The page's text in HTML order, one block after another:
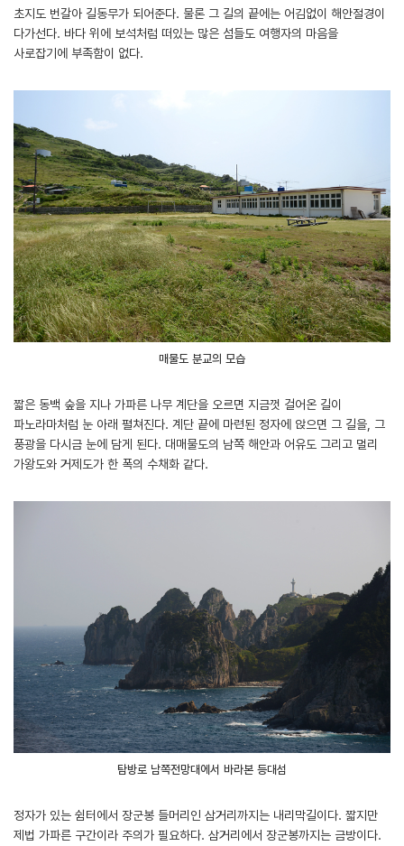
초지도 번갈아 길동무가 되어준다. 물론 그 길의 끝에는 어김없이 해안절경이
다가선다. 바다 위에 보석처럼 떠있는 많은 섬들도 여행자의 마음을
사로잡기에 부족함이 없다.
매물도 분교의 모습
짧은 동백 숲을 지나 가파른 나무 계단을 오르면 지금껏 걸어온 길이
파노라마처럼 눈 아래 펼쳐진다. 계단 끝에 마련된 정자에 앉으면 그 길을, 그
풍광을 다시금 눈에 담게 된다. 대매물도의 남쪽 해안과 어유도 그리고 멀리
가왕도와 거제도가 한 폭의 수채화 같다.
탐방로 남쪽전망대에서 바라본 등대섬
정자가 있는 쉼터에서 장군봉 들머리인 삼거리까지는 내리막길이다. 짧지만
제법 가파른 구간이라 주의가 필요하다. 삼거리에서 장군봉까지는 금방이다.